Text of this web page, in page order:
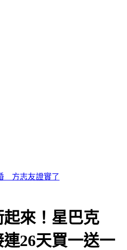
名搶先開賣
來！星巴克
連26天買一送一